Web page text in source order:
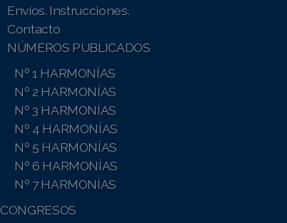
Envíos. Instrucciones.
Contacto
NÚMEROS PUBLICADOS
Nº 1 HARMONÍAS
Nº 2 HARMONÍAS
Nº 3 HARMONÍAS
Nº 4 HARMONÍAS
Nº 5 HARMONÍAS
Nº 6 HARMONÍAS
Nº 7 HARMONÍAS
CONGRESOS